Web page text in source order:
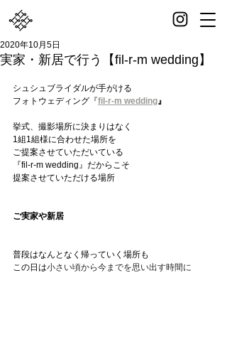
実家・新居で行う【fil-r-m wedding】
2020年10月5日
シュシュブライダルが手がける
フォトウェディング『fil-r-m wedding』
挙式、撮影場所に決まりはなく
1組1組様に合わせた場所を
ご提案させていただいている
『fil-r-m wedding』だからこそ
提案させていただける場所
ご実家や新居
普段はなんとなく帰っていく場所も
この日は小さい頃から今までを思い出す時間に